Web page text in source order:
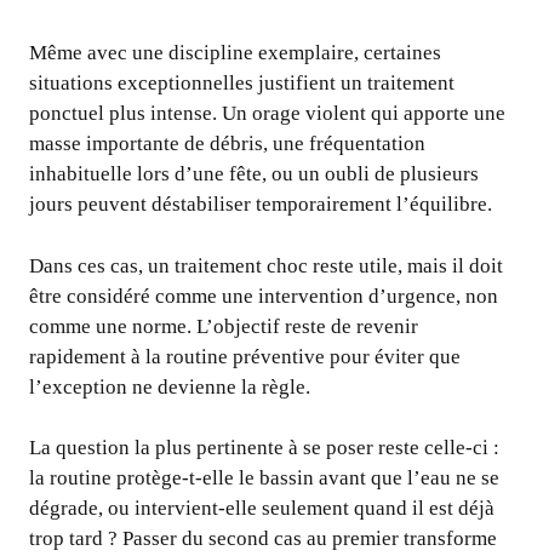
Même avec une discipline exemplaire, certaines
situations exceptionnelles justifient un traitement
ponctuel plus intense. Un orage violent qui apporte une
masse importante de débris, une fréquentation
inhabituelle lors d’une fête, ou un oubli de plusieurs
jours peuvent déstabiliser temporairement l’équilibre.
Dans ces cas, un traitement choc reste utile, mais il doit
être considéré comme une intervention d’urgence, non
comme une norme. L’objectif reste de revenir
rapidement à la routine préventive pour éviter que
l’exception ne devienne la règle.
La question la plus pertinente à se poser reste celle-ci :
la routine protège-t-elle le bassin avant que l’eau ne se
dégrade, ou intervient-elle seulement quand il est déjà
trop tard ? Passer du second cas au premier transforme